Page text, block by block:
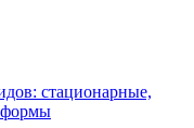
стационарные,
формы